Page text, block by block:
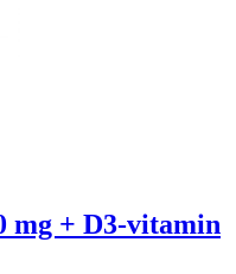
mg + D3-vitamin